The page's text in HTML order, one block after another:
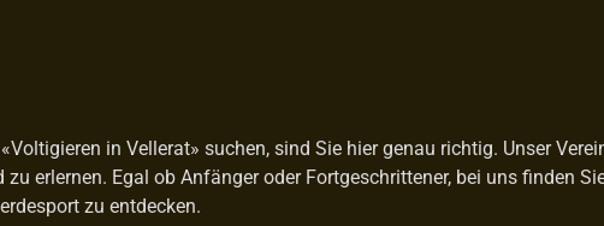
in Vellerat» suchen, sind Sie hier genau richtig. Unser
erlernen. Egal ob Anfänger oder Fortgeschrittener, bei uns finden
zu entdecken.